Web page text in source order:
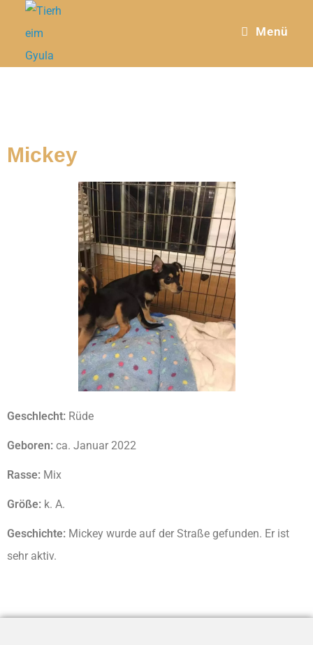
Menü
Mickey
Geschlecht: Rüde
Geboren: ca. Januar 2022
Rasse: Mix
Größe: k. A.
Geschichte: Mickey wurde auf der Straße gefunden. Er ist
sehr aktiv.